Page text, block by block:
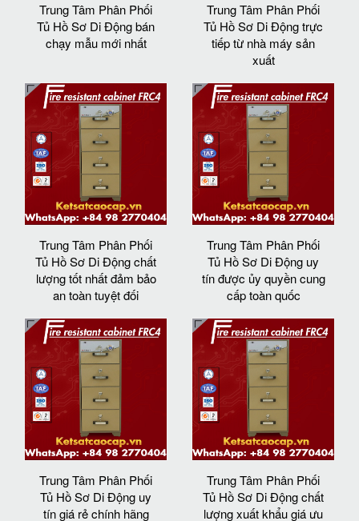
Trung Tâm Phân Phối
Tủ Hồ Sơ Di Động bán
chạy mẫu mới nhất
Trung Tâm Phân Phối
Tủ Hồ Sơ Di Động trực
tiếp từ nhà máy sản
xuất
Trung Tâm Phân Phối
Tủ Hồ Sơ Di Động chất
lượng tốt nhất đảm bảo
an toàn tuyệt đối
Trung Tâm Phân Phối
Tủ Hồ Sơ Di Động uy
tín được ủy quyền cung
cấp toàn quốc
Trung Tâm Phân Phối
Tủ Hồ Sơ Di Động uy
tín giá rẻ chính hãng
Trung Tâm Phân Phối
Tủ Hồ Sơ Di Động chất
lượng xuất khẩu giá ưu